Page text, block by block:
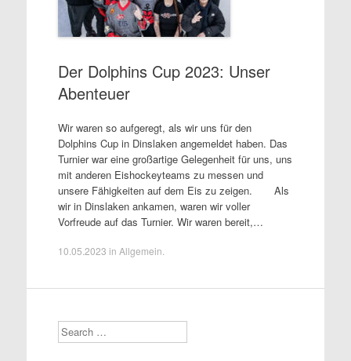
Der Dolphins Cup 2023: Unser
Abenteuer
Wir waren so aufgeregt, als wir uns für den
Dolphins Cup in Dinslaken angemeldet haben. Das
Turnier war eine großartige Gelegenheit für uns, uns
mit anderen Eishockeyteams zu messen und
unsere Fähigkeiten auf dem Eis zu zeigen. Als
wir in Dinslaken ankamen, waren wir voller
Vorfreude auf das Turnier. Wir waren bereit,…
10.05.2023 in Allgemein
Search